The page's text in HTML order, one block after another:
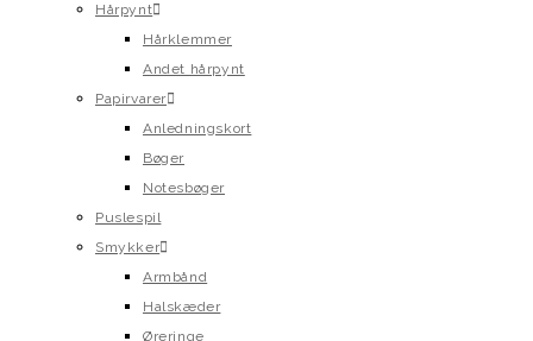
Hårpynt
Hårklemmer
Andet hårpynt
Papirvarer
Anledningskort
Bøger
Notesbøger
Puslespil
Smykker
Armbånd
Halskæder
Øreringe